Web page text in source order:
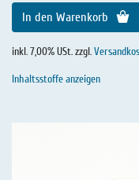
In den Warenkorb
inkl. 7,00% USt. zzgl.
Inhaltsstoffe anzeigen